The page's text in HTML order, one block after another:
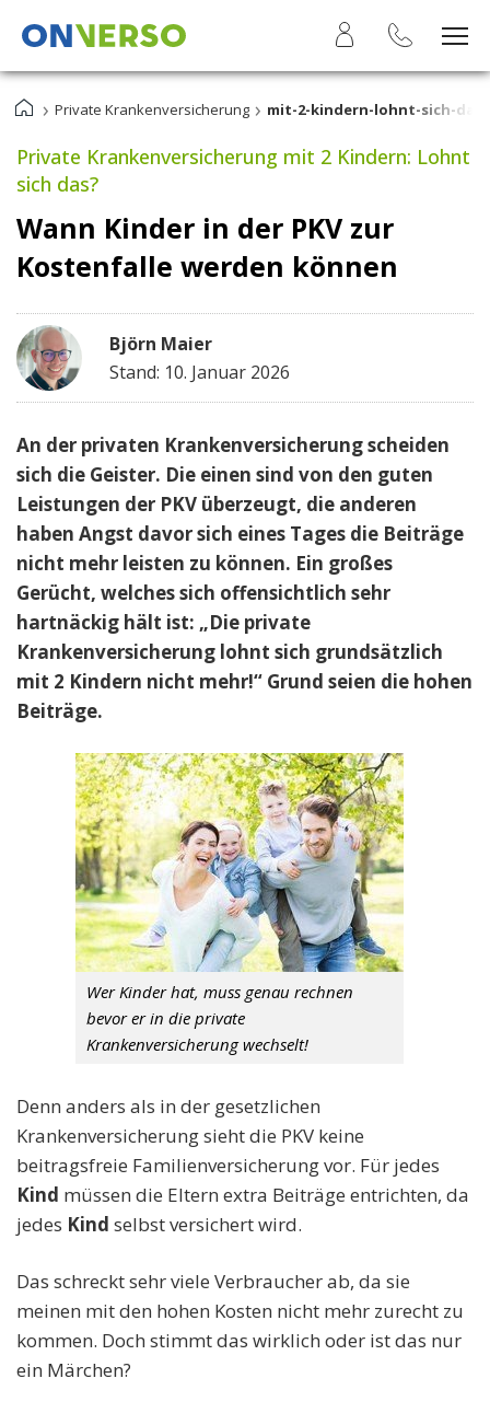
› Private Krankenversicherung › mit-2-kindern-lohnt-sich-das
Private Krankenversicherung mit 2 Kindern: Lohnt
sich das?
Wann Kinder in der PKV zur
Kostenfalle werden können
Björn Maier
Stand: 10. Januar 2026
An der privaten Krankenversicherung scheiden
sich die Geister. Die einen sind von den guten
Leistungen der PKV überzeugt, die anderen
haben Angst davor sich eines Tages die Beiträge
nicht mehr leisten zu können. Ein großes
Gerücht, welches sich offensichtlich sehr
hartnäckig hält ist: „Die private
Krankenversicherung lohnt sich grundsätzlich
mit 2 Kindern nicht mehr!“ Grund seien die hohen
Beiträge.
Wer Kinder hat, muss genau rechnen
bevor er in die private
Krankenversicherung wechselt!
Denn anders als in der gesetzlichen
Krankenversicherung sieht die PKV keine
beitragsfreie Familienversicherung vor. Für jedes
Kind müssen die Eltern extra Beiträge entrichten, da
jedes Kind selbst versichert wird.
Das schreckt sehr viele Verbraucher ab, da sie
meinen mit den hohen Kosten nicht mehr zurecht zu
kommen. Doch stimmt das wirklich oder ist das nur
ein Märchen?